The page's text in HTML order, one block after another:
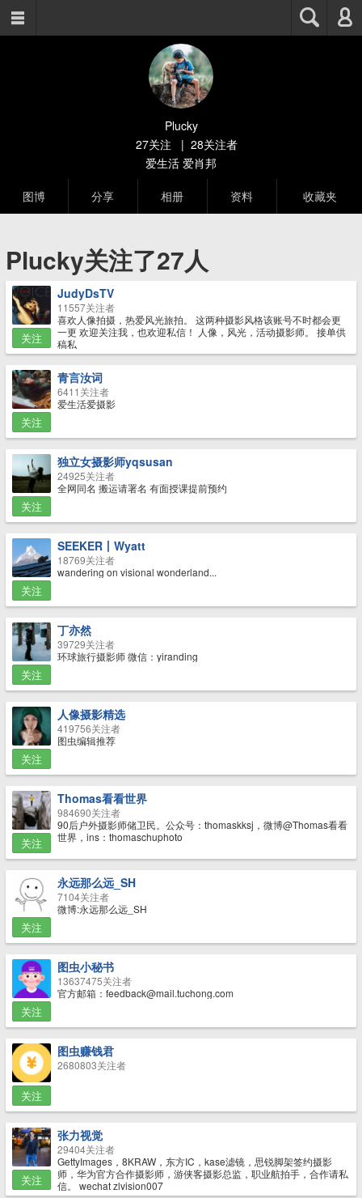
  
Plucky
27关注
28关注者
|
爱生活 爱肖邦
图博 分享 相册 资料 收藏夹
Plucky关注了27人
JudyDsTV
11557关注者
喜欢人像拍摄，热爱风光旅拍。 这两种摄影风格该账号不时都会更
一更 欢迎关注我，也欢迎私信！ 人像，风光，活动摄影师。 接单供
稿私
关注
青言汝词
6411关注者
爱生活爱摄影
关注
独立女摄影师yqsusan
24925关注者
全网同名 搬运请署名 有面授课提前预约
关注
SEEKER丨Wyatt
18769关注者
wandering on visional wonderland...
关注
丁亦然
39729关注者
环球旅行摄影师 微信：yiranding
关注
人像摄影精选
419756关注者
图虫编辑推荐
关注
Thomas看看世界
984690关注者
90后户外摄影师储卫民。公众号：thomaskksj，微博@Thomas看看
世界，ins：thomaschuphoto
关注
永远那么远_SH
7104关注者
微博:永远那么远_SH
关注
图虫小秘书
13637475关注者
官方邮箱：feedback@mail.tuchong.com
关注
图虫赚钱君
2680803关注者
关注
张力视觉
29404关注者
GettyImages，8KRAW，东方IC，kase滤镜，思锐脚架签约摄影
师，华为官方合作摄影师，游侠客摄影总监，职业航拍手，合作请私
信。 wechat zlvision007
关注